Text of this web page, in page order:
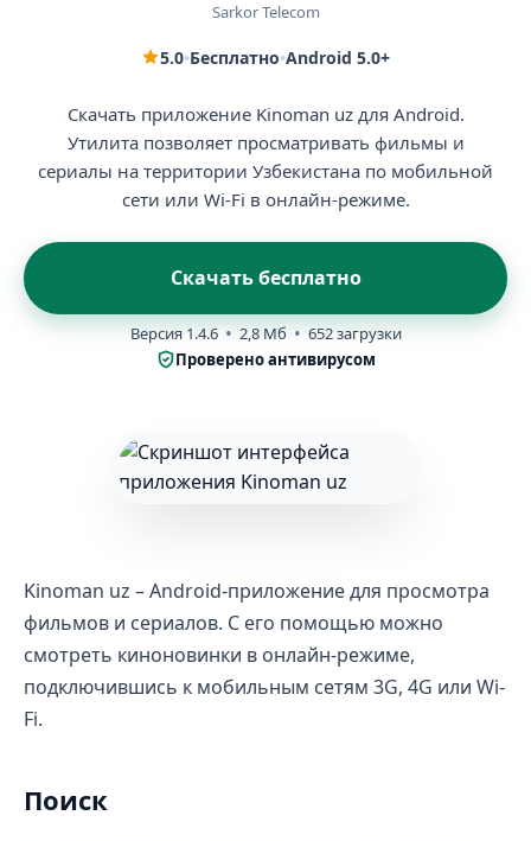
Sarkor Telecom
5.0•Бесплатно•Android 5.0+
Скачать приложение Kinoman uz для Android.
Утилита позволяет просматривать фильмы и
сериалы на территории Узбекистана по мобильной
сети или Wi-Fi в онлайн-режиме.
Скачать бесплатно
Версия 1.4.6 2,8 Мб
652 загрузки
Проверено антивирусом
Kinoman uz – Android-приложение для просмотра
фильмов и сериалов. С его помощью можно
смотреть киноновинки в онлайн-режиме,
подключившись к мобильным сетям 3G, 4G или Wi-
Fi.
Поиск